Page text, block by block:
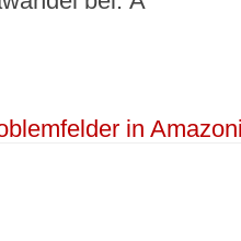
in